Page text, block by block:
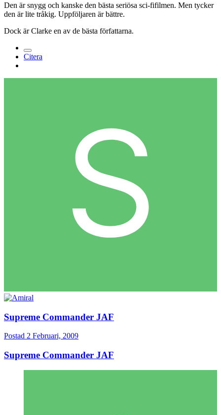
Den är snygg och kanske den bästa seriösa sci-fifilmen. Men tycker
den är lite tråkig. Uppföljaren är bättre.
Dock är Clarke en av de bästa författarna.
Citera
Supreme Commander JAF
Postad 2 Februari, 2009
Supreme Commander JAF